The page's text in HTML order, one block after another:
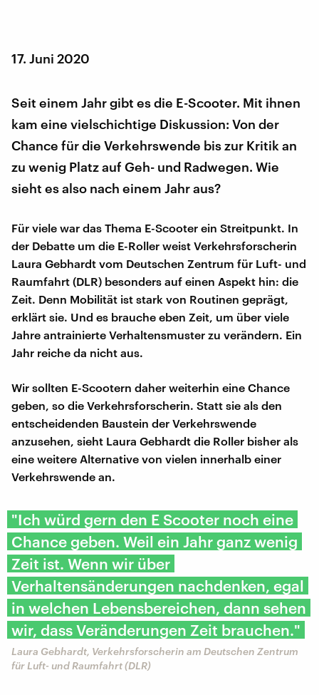
17. Juni 2020
Seit einem Jahr gibt es die E-Scooter. Mit ihnen
kam eine vielschichtige Diskussion: Von der
Chance für die Verkehrswende bis zur Kritik an
zu wenig Platz auf Geh- und Radwegen. Wie
sieht es also nach einem Jahr aus?
Für viele war das Thema E-Scooter ein Streitpunkt. In
der Debatte um die E-Roller weist Verkehrsforscherin
Laura Gebhardt vom Deutschen Zentrum für Luft- und
Raumfahrt (DLR) besonders auf einen Aspekt hin: die
Zeit. Denn Mobilität ist stark von Routinen geprägt,
erklärt sie. Und es brauche eben Zeit, um über viele
Jahre antrainierte Verhaltensmuster zu verändern. Ein
Jahr reiche da nicht aus.
Wir sollten E-Scootern daher weiterhin eine Chance
geben, so die Verkehrsforscherin. Statt sie als den
entscheidenden Baustein der Verkehrswende
anzusehen, sieht Laura Gebhardt die Roller bisher als
eine weitere Alternative von vielen innerhalb einer
Verkehrswende an.
"Ich würd gern den E Scooter noch eine
Chance geben. Weil ein Jahr ganz wenig
Zeit ist. Wenn wir über
Verhaltensänderungen nachdenken, egal
in welchen Lebensbereichen, dann sehen
wir, dass Veränderungen Zeit brauchen."
Laura Gebhardt, Verkehrsforscherin am Deutschen Zentrum
für Luft- und Raumfahrt (DLR)